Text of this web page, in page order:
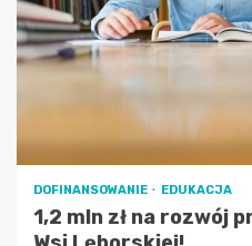
DOFINANSOWANIE EDUKACJA
1,2 mln zł na rozwój